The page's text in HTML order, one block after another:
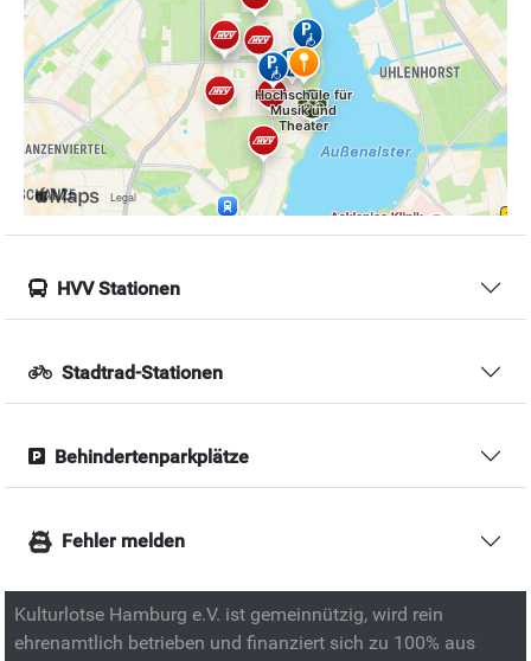
HVV Stationen
Stadtrad-Stationen
Behindertenparkplätze
Fehler melden
Kulturlotse Hamburg e.V. ist gemeinnützig, wird rein
ehrenamtlich betrieben und finanziert sich zu 100% aus